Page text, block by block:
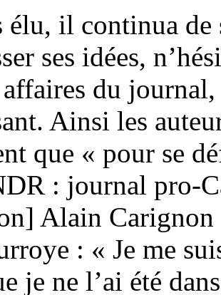
élu, il continua de
ses idées,
affaires du
Ainsi les
que « pour se
: journal pro-
Alain Carignon
: « Je me
je ne l’ai été